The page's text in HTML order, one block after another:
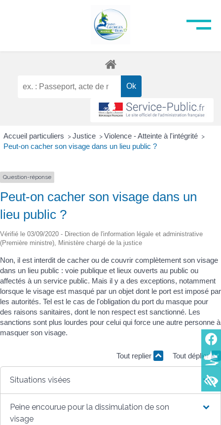
Accueil particuliers > Justice > Violence - Atteinte à l'intégrité >
Peut-on cacher son visage dans un lieu public ?
Question-réponse
Peut-on cacher son visage dans un
lieu public ?
Vérifié le 03/09/2020 - Direction de l'information légale et administrative
(Première ministre), Ministère chargé de la justice
Non, il est interdit de cacher ou de couvrir complètement son visage
dans un lieu public : voie publique et lieux ouverts au public ou
affectés à un service public. Mais il y a des exceptions, notamment
lorsque le visage est masqué par un objet dont le port est imposé par
les autorités. Tel est le cas de l'obligation du port du masque pour
des raisons sanitaires, dont le non respect est sanctionné. Les
sanctions sont plus lourdes pour celui qui force une autre personne à
masquer son visage.
Tout replier Tout déplier
Situations visées
Peine encourue pour la dissimulation de son
visage